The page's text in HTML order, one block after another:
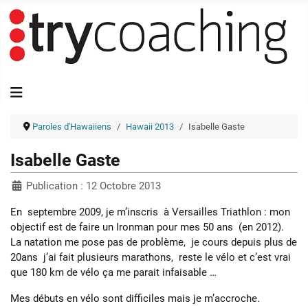
Paroles d'Hawaiiens Hawaii 2013 Isabelle Gaste
Isabelle Gaste
Publication : 12 Octobre 2013
En septembre 2009, je m’inscris à Versailles Triathlon : mon
objectif est de faire un Ironman pour mes 50 ans (en 2012).
La natation me pose pas de problème, je cours depuis plus de
20ans j’ai fait plusieurs marathons, reste le vélo et c’est vrai
que 180 km de vélo ça me parait infaisable …
Mes débuts en vélo sont difficiles mais je m’accroche.